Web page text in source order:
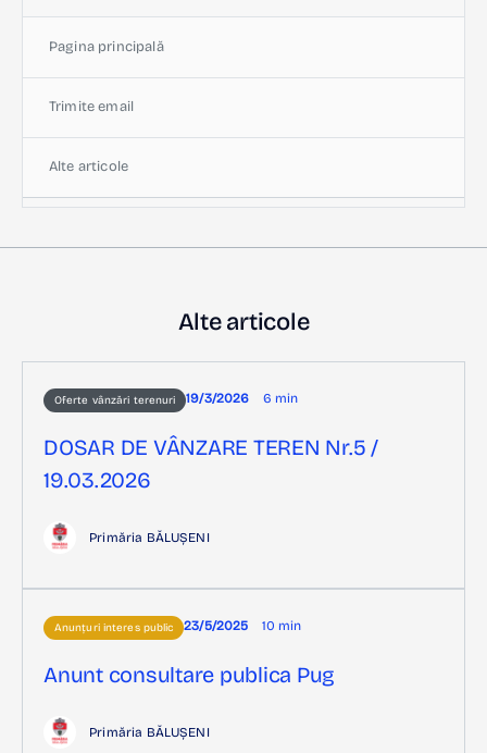
Pagina principală
Trimite email
Alte articole
Alte articole
Oferte vânzări terenuri 19/3/2026 6 min
DOSAR DE VÂNZARE TEREN Nr.5 /
19.03.2026
Primăria BĂLUȘENI
Anunțuri interes public 23/5/2025 10 min
Anunt consultare publica Pug
Primăria BĂLUȘENI